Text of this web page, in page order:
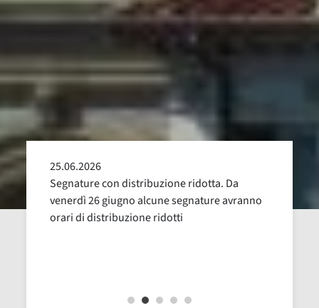
25.06.2026
Segnature con distribuzione ridotta. Da
venerdì 26 giugno alcune segnature avranno
orari di distribuzione ridotti